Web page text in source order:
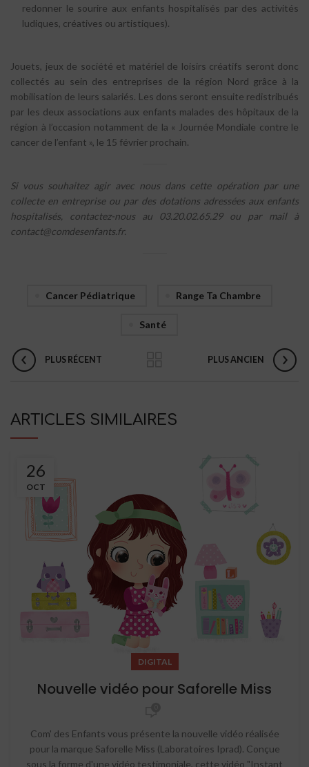
redonner le sourire aux enfants hospitalisés par des activités
ludiques, créatives ou artistiques).
Jouets, jeux de société et matériel de loisirs créatifs seront donc
collectés au sein des entreprises de la région Nord grâce à la
mobilisation de leurs salariés. Les dons seront ensuite redistribués
par les deux associations aux enfants malades des hôpitaux de la
région à l’occasion notamment de la « Journée Mondiale contre le
cancer de l’enfant », le 15 février prochain.
Si vous souhaitez agir avec nous dans cette opération par une
collecte en entreprise ou par des dotations adressées aux enfants
hospitalisés, contactez-nous au 03.20.02.65.29 ou par mail à
contact@comdesenfants.fr.
Cancer Pédiatrique Range Ta Chambre
Santé
PLUS RÉCENT PLUS ANCIEN
ARTICLES SIMILAIRES
26
OCT
DIGITAL
Nouvelle vidéo pour Saforelle Miss
Com' des Enfants vous présente la nouvelle vidéo réalisée
pour la marque Saforelle Miss (Laboratoires Iprad). Conçue
sous la forme d'une vidéo testimoniale, cette vidéo "Instant